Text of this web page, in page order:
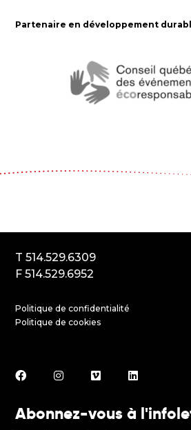
Partenaire en développement
T 514.529.6309
F 514.529.6952
Politique de confidentialité
Politique de cookies
Abonnez-vous à